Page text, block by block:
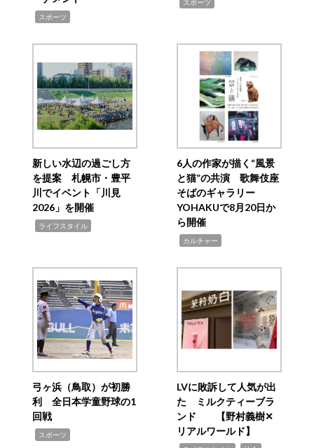
スポーツ
スポーツ
新しい水辺の過ごし方
を提案 札幌市・豊平
川でイベント「川見
2026」を開催
ライフスタイル
6人の作家が描く“風景
と猫”の共演 歌舞伎座
そばのギャラリー
YOHAKUで8月20日か
ら開催
カルチャー
弓ヶ浜（鳥取）が初勝
利 全日本学童野球の1
回戦
スポーツ
LVに敗訴して人気が出
た ミルクティーブラ
ンド 【野村義樹✕
リアルワールド】